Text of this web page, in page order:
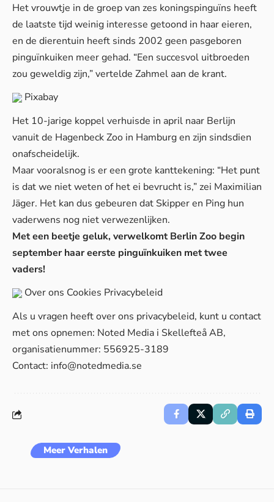
Het vrouwtje in de groep van zes koningspinguïns heeft
de laatste tijd weinig interesse getoond in haar eieren,
en de dierentuin heeft sinds 2002 geen pasgeboren
pinguïnkuiken meer gehad. “Een succesvol uitbroeden
zou geweldig zijn,” vertelde Zahmel aan de krant.
Pixabay
Het 10-jarige koppel verhuisde in april naar Berlijn
vanuit de Hagenbeck Zoo in Hamburg en zijn sindsdien
onafscheidelijk.
Maar vooralsnog is er een grote kanttekening: “Het punt
is dat we niet weten of het ei bevrucht is,” zei Maximilian
Jäger. Het kan dus gebeuren dat Skipper en Ping hun
vaderwens nog niet verwezenlijken.
Met een beetje geluk, verwelkomt Berlin Zoo begin
september haar eerste pinguïnkuiken met twee
vaders!
Over ons Cookies Privacybeleid
Als u vragen heeft over ons privacybeleid, kunt u contact
met ons opnemen: Noted Media i Skellefteå AB,
organisatienummer: 556925-3189
Contact: info@notedmedia.se
Meer Verhalen